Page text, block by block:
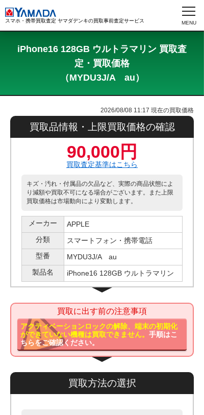
スマホ・携帯買取査定 ヤマダデンキの買取事前査定サービス
iPhone16 128GB ウルトラマリン 買取査
定・買取価格
（MYDU3J/A au）
2026/08/08 11:17 現在の買取価格
買取品情報・上限買取価格の確認
90,000円
買取査定基準はこちら
キズ・汚れ・付属品の欠品など、実際の商品状態によ
り減額や買取不可になる場合がございます。また上限
買取価格は市場動向により変動します。
メーカー
APPLE
分類
スマートフォン・携帯電話
型番
MYDU3J/A au
製品名
iPhone16 128GB ウルトラマリン
買取に出す前の注意事項
アクティベーションロックの解除、端末の初期化
ができていない機種は買取できません。手順はこ
ちらをご確認ください。
買取方法の選択